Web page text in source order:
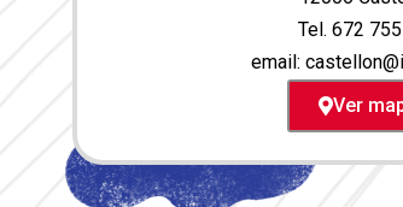
Tel. 672
email: c
Ver